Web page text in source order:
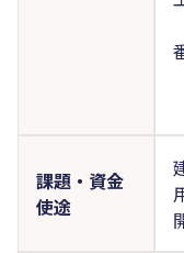
課題・資金
使途